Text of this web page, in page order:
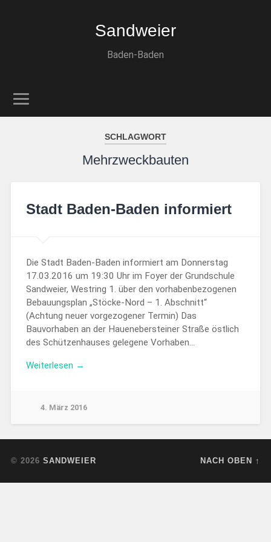
Sandweier
Baden-Baden
SCHLAGWORT
Mehrzweckbauten
Stadt Baden-Baden informiert
Die Stadt Baden-Baden informiert am Donnerstag
17.03.2016 um 19:30 Uhr im Foyer der Grundschule
Sandweier, Westring 1. über den vorhabenbezogenen
Bebauungsplan „Stöcke-Nord – 1. Abschnitt“
(Achtung neuer vorgezogener Termin) Das
Bauvorhaben an der Hauenebersteiner Straße östlich
des Schützenhauses gelegene Vorhaben…
Weiterlesen →
4. März 2016
© 2026 SANDWEIER NACH OBEN ↑